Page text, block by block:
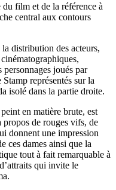
film et de la référence à
central aux contours
distribution des acteurs,
joués par
représentés sur la
isolé dans la partie droite.
en matière brute, est
propos de rouges vifs, de
donnent une impression
ces dames ainsi que la
tout à fait remarquable à
qui invite le